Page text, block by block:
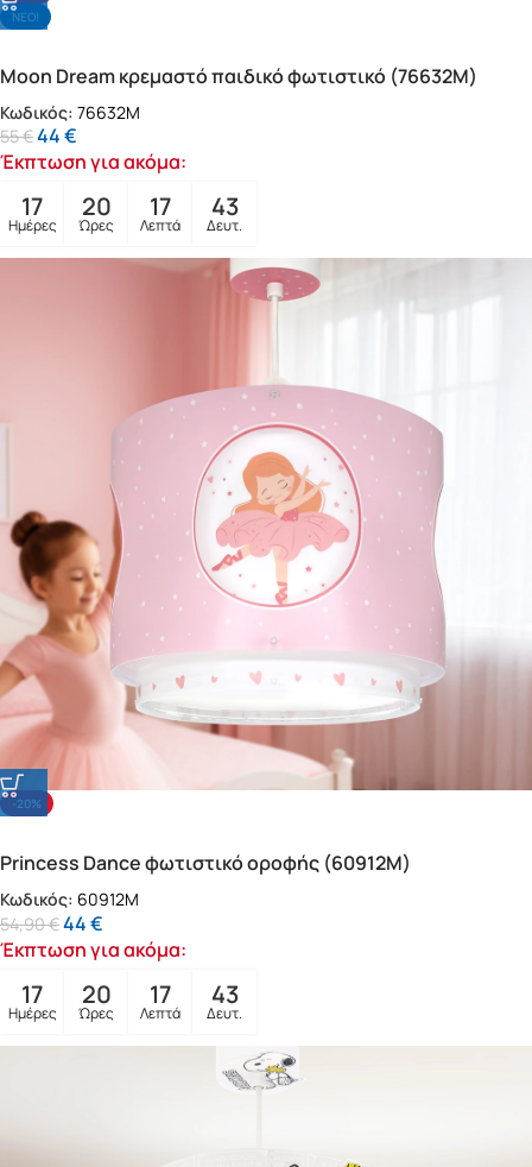
NΕΟ!
Moon Dream κρεμαστό παιδικό φωτιστικό (76632M)
Κωδικός: 76632M
55€44€
Έκπτωση για ακόμα:
17
Ημέρες
20
Ώρες
17
Λεπτά
41
Δευτ.
-20%
Princess Dance φωτιστικό οροφής (60912M)
Κωδικός: 60912M
54,90€44€
Έκπτωση για ακόμα:
17
Ημέρες
20
Ώρες
17
Λεπτά
41
Δευτ.